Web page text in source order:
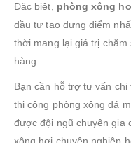
Đặc biệt, phòng xông
đầu tư tạo dựng điểm
thời mang lại giá trị
hàng.
Bạn cần hỗ trợ tư vấn
thi công phòng xông đá
được đội ngũ chuyên gia